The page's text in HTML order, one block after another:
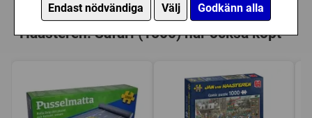
Endast nödvändiga Välj Godkänn alla
Personer som har köpt Jan Van
Haasteren: Safari (1500) har också köpt